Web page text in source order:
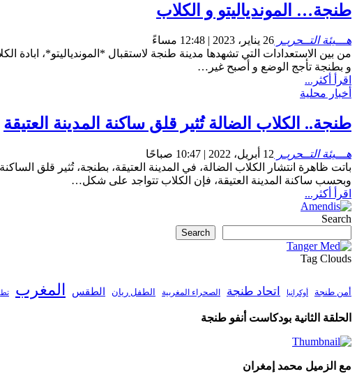
طنجة… الموندياليتو و الكلاب
هـــيئة التــحريـر 26 يناير، 2023 | 12:48 مساءً
من بين الاستعدادات التي تشهدها مدينة طنجة لاستقبال *الموندياليتو*،
و بطنجة تأجج الوضع و أصبح غير…
اقرأ أكثر...
أخبار محلية
طنجة.. الكلاب الضالة تُثير قلق ساكنة المدينة العتيقة
هـــيئة التــحريـر 12 أبريل، 2022 | 10:47 صباحًا
باتت ظاهرة انتشار الكلاب الضالة، في المدينة العتيقة، بطنجة، تُثير
وبحسب ساكنة المدينة العتيقة، فإن الكلاب تتواجد على شكل…
اقرأ أكثر...
Search
Search
Tag Clouds
أمن طنجة أوكرانيا اتحاد طنجة الصحراء المغربية الطفل ريان الطقس المغرب
الحلقة الثانية بودكاست أنفو طنجة
مع الزميل محمد إمغران